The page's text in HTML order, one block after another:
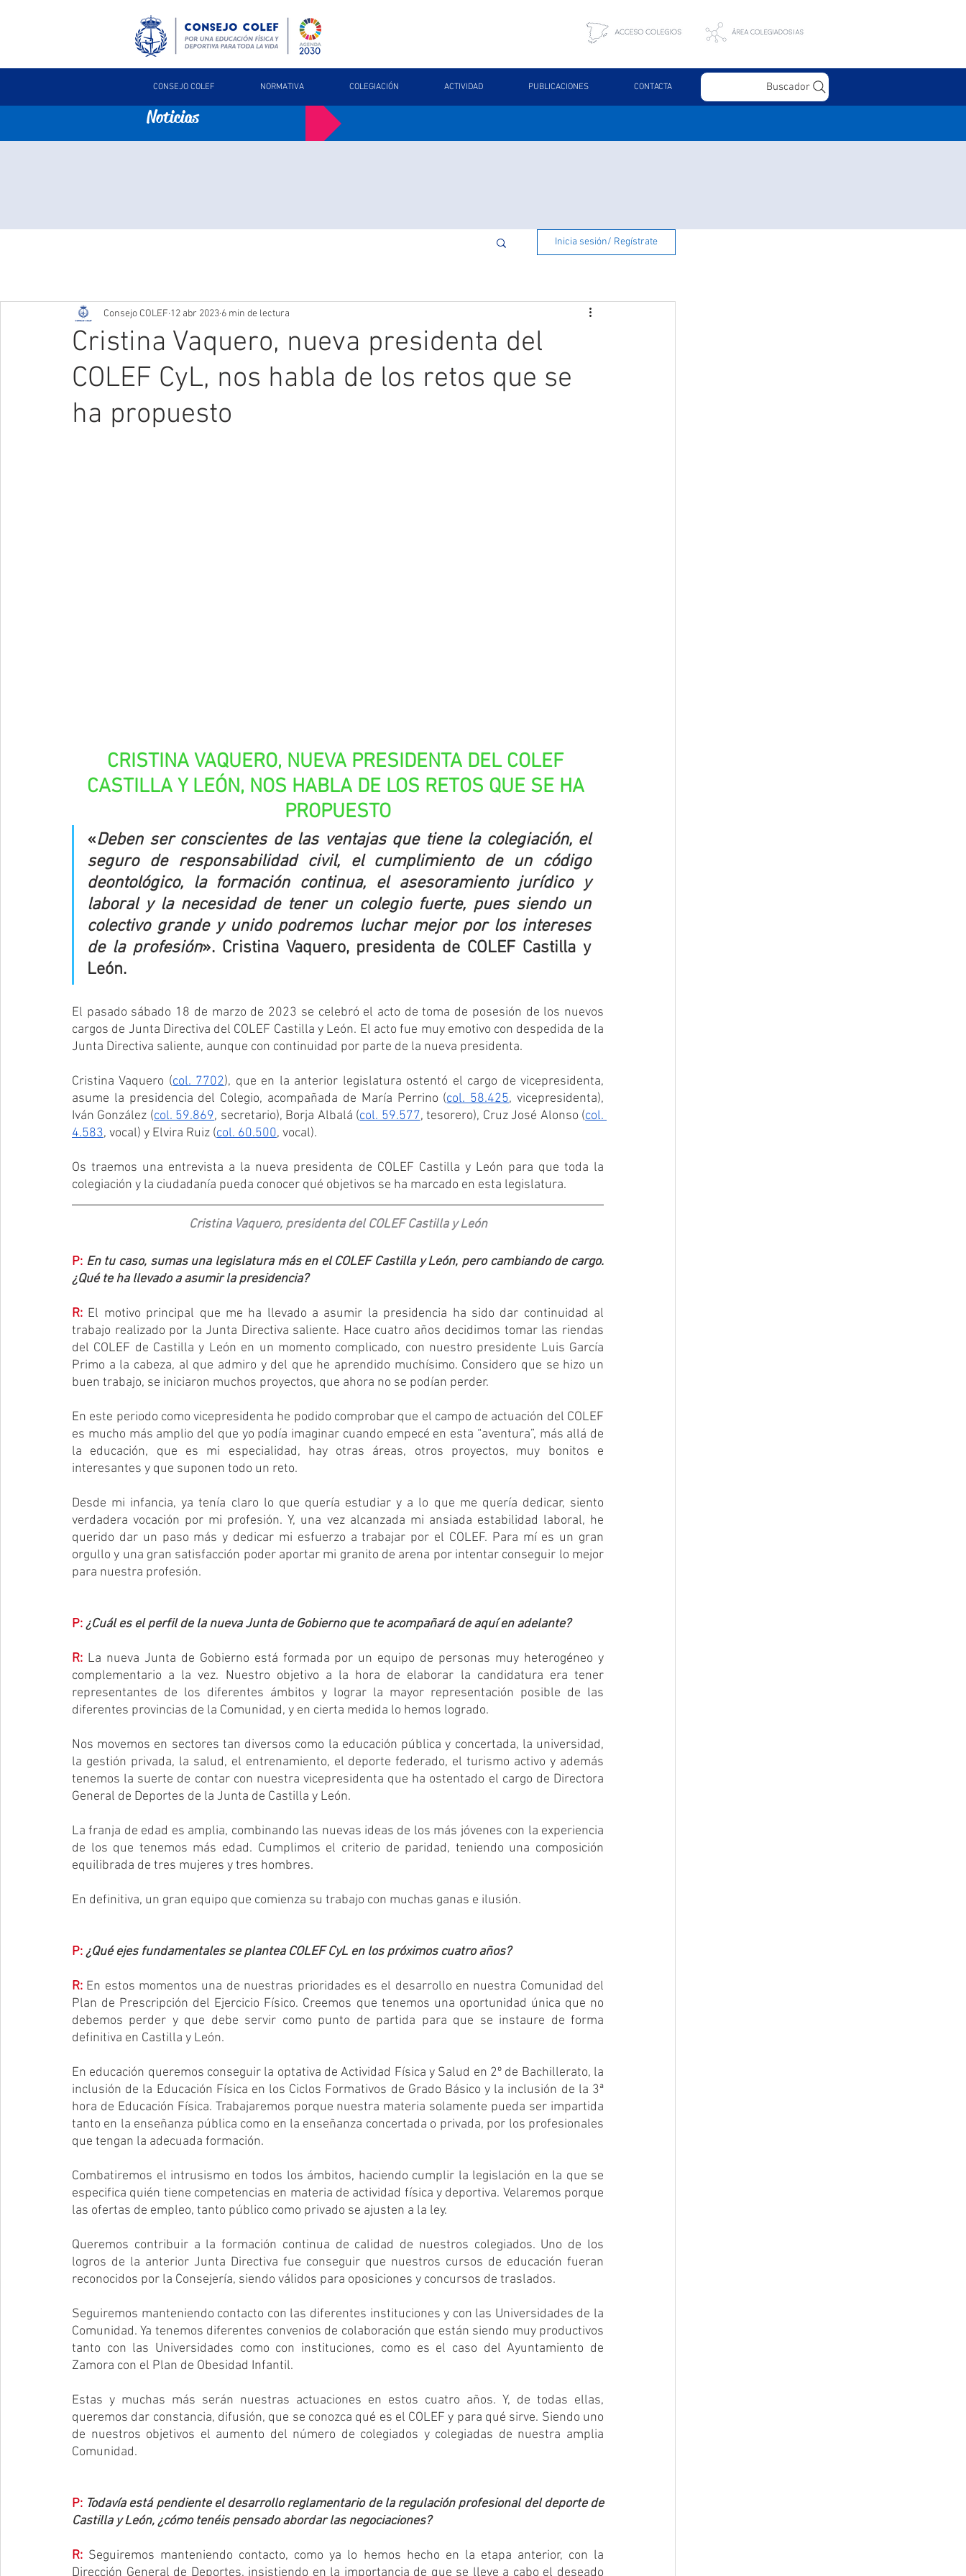
CONSEJO COLEF NORMATIVA COLEGIACIÓN ACTIVIDAD PUBLICACIONES CONTACTA Buscador
Noticias
Inicia sesión/ Regístrate
Cristina Vaquero, nueva presidenta del
COLEF CyL, nos habla de los retos que se
ha propuesto
Consejo COLEF 12 abr 2023 6 min de lectura
CRISTINA VAQUERO, NUEVA PRESIDENTA DEL COLEF
CASTILLA Y LEÓN, NOS HABLA DE LOS RETOS QUE SE HA
PROPUESTO
«Deben ser conscientes de las ventajas que tiene la colegiación, el
seguro de responsabilidad civil, el cumplimiento de un código
deontológico, la formación continua, el asesoramiento jurídico y
laboral y la necesidad de tener un colegio fuerte, pues siendo un
colectivo grande y unido podremos luchar mejor por los intereses
de la profesión». Cristina Vaquero, presidenta de COLEF Castilla y
León.
El pasado sábado 18 de marzo de 2023 se celebró el acto de toma de posesión de los nuevos
cargos de Junta Directiva del COLEF Castilla y León. El acto fue muy emotivo con despedida de la
Junta Directiva saliente, aunque con continuidad por parte de la nueva presidenta.
Cristina Vaquero (col. 7702), que en la anterior legislatura ostentó el cargo de vicepresidenta,
asume la presidencia del Colegio, acompañada de María Perrino (col. 58.425, vicepresidenta),
Iván González (col. 59.869, secretario), Borja Albalá (col. 59.577, tesorero), Cruz José Alonso (col.
4.583, vocal) y Elvira Ruiz (col. 60.500, vocal).
Os traemos una entrevista a la nueva presidenta de COLEF Castilla y León para que toda la
colegiación y la ciudadanía pueda conocer qué objetivos se ha marcado en esta legislatura.
Cristina Vaquero, presidenta del COLEF Castilla y León
P: En tu caso, sumas una legislatura más en el COLEF Castilla y León, pero cambiando de cargo.
¿Qué te ha llevado a asumir la presidencia?
R: El motivo principal que me ha llevado a asumir la presidencia ha sido dar continuidad al
trabajo realizado por la Junta Directiva saliente. Hace cuatro años decidimos tomar las riendas
del COLEF de Castilla y León en un momento complicado, con nuestro presidente Luis García
Primo a la cabeza, al que admiro y del que he aprendido muchísimo. Considero que se hizo un
buen trabajo, se iniciaron muchos proyectos, que ahora no se podían perder.
En este periodo como vicepresidenta he podido comprobar que el campo de actuación del COLEF
es mucho más amplio del que yo podía imaginar cuando empecé en esta “aventura”, más allá de
la educación, que es mi especialidad, hay otras áreas, otros proyectos, muy bonitos e
interesantes y que suponen todo un reto.
Desde mi infancia, ya tenía claro lo que quería estudiar y a lo que me quería dedicar, siento
verdadera vocación por mi profesión. Y, una vez alcanzada mi ansiada estabilidad laboral, he
querido dar un paso más y dedicar mi esfuerzo a trabajar por el COLEF. Para mí es un gran
orgullo y una gran satisfacción poder aportar mi granito de arena por intentar conseguir lo mejor
para nuestra profesión.
P:¿Cuál es el perfil de la nueva Junta de Gobierno que te acompañará de aquí en adelante?
R: La nueva Junta de Gobierno está formada por un equipo de personas muy heterogéneo y
complementario a la vez. Nuestro objetivo a la hora de elaborar la candidatura era tener
representantes de los diferentes ámbitos y lograr la mayor representación posible de las
diferentes provincias de la Comunidad, y en cierta medida lo hemos logrado.
Nos movemos en sectores tan diversos como la educación pública y concertada, la universidad,
la gestión privada, la salud, el entrenamiento, el deporte federado, el turismo activo y además
tenemos la suerte de contar con nuestra vicepresidenta que ha ostentado el cargo de Directora
General de Deportes de la Junta de Castilla y León.
La franja de edad es amplia, combinando las nuevas ideas de los más jóvenes con la experiencia
de los que tenemos más edad. Cumplimos el criterio de paridad, teniendo una composición
equilibrada de tres mujeres y tres hombres.
En definitiva, un gran equipo que comienza su trabajo con muchas ganas e ilusión.
P:¿Qué ejes fundamentales se plantea COLEF CyL en los próximos cuatro años?
R: En estos momentos una de nuestras prioridades es el desarrollo en nuestra Comunidad del
Plan de Prescripción del Ejercicio Físico. Creemos que tenemos una oportunidad única que no
debemos perder y que debe servir como punto de partida para que se instaure de forma
definitiva en Castilla y León.
En educación queremos conseguir la optativa de Actividad Física y Salud en 2º de Bachillerato, la
inclusión de la Educación Física en los Ciclos Formativos de Grado Básico y la inclusión de la 3ª
hora de Educación Física. Trabajaremos porque nuestra materia solamente pueda ser impartida
tanto en la enseñanza pública como en la enseñanza concertada o privada, por los profesionales
que tengan la adecuada formación.
Combatiremos el intrusismo en todos los ámbitos, haciendo cumplir la legislación en la que se
especifica quién tiene competencias en materia de actividad física y deportiva. Velaremos porque
las ofertas de empleo, tanto público como privado se ajusten a la ley.
Queremos contribuir a la formación continua de calidad de nuestros colegiados. Uno de los
logros de la anterior Junta Directiva fue conseguir que nuestros cursos de educación fueran
reconocidos por la Consejería, siendo válidos para oposiciones y concursos de traslados.
Seguiremos manteniendo contacto con las diferentes instituciones y con las Universidades de la
Comunidad. Ya tenemos diferentes convenios de colaboración que están siendo muy productivos
tanto con las Universidades como con instituciones, como es el caso del Ayuntamiento de
Zamora con el Plan de Obesidad Infantil.
Estas y muchas más serán nuestras actuaciones en estos cuatro años. Y, de todas ellas,
queremos dar constancia, difusión, que se conozca qué es el COLEF y para qué sirve. Siendo uno
de nuestros objetivos el aumento del número de colegiados y colegiadas de nuestra amplia
Comunidad.
P: Todavía está pendiente el desarrollo reglamentario de la regulación profesional del deporte de
Castilla y León, ¿cómo tenéis pensado abordar las negociaciones?
R: Seguiremos manteniendo contacto, como ya lo hemos hecho en la etapa anterior, con la
Dirección General de Deportes, insistiendo en la importancia de que se lleve a cabo el deseado